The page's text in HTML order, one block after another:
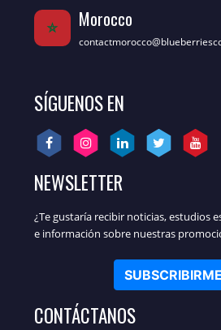
Morocco
SÍGUENOS EN
NEWSLETTER
¿Te gustaría recibir noticias, estudios
e información sobre nuestras
SUBSCRIBIRME
CONTÁCTANOS